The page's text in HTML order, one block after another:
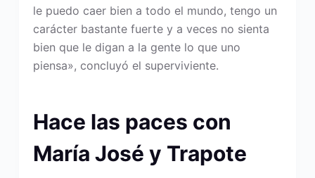
le puedo caer bien a todo el mundo, tengo un
carácter bastante fuerte y a veces no sienta
bien que le digan a la gente lo que uno
piensa», concluyó el superviviente.
Hace las paces con
María José y Trapote